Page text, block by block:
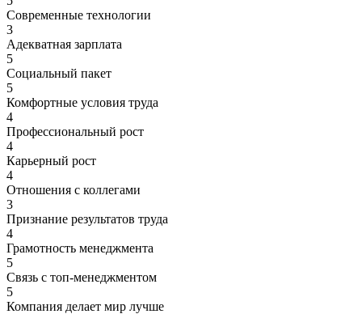
Современные технологии
3
Адекватная зарплата
5
Социальный пакет
5
Комфортные условия труда
4
Профессиональный рост
4
Карьерный рост
4
Отношения с коллегами
3
Признание результатов труда
4
Грамотность менеджмента
5
Связь с топ-менеджментом
5
Компания делает мир лучше